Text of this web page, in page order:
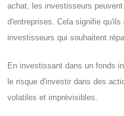
achat, les investisseurs peuvent
d'entreprises. Cela signifie
investisseurs qui souhaitent
En investissant dans un fonds
le risque d'investir dans des
volatiles et imprévisibles.